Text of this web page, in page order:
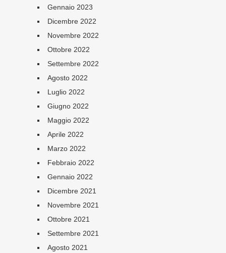
Gennaio 2023
Dicembre 2022
Novembre 2022
Ottobre 2022
Settembre 2022
Agosto 2022
Luglio 2022
Giugno 2022
Maggio 2022
Aprile 2022
Marzo 2022
Febbraio 2022
Gennaio 2022
Dicembre 2021
Novembre 2021
Ottobre 2021
Settembre 2021
Agosto 2021